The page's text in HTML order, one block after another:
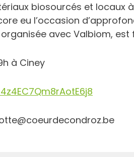
biosourcés et locaux
eu l’occasion
avec Valbiom, est
à Ciney